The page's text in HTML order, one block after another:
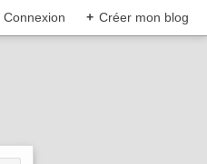
Connexion + Créer mon blog